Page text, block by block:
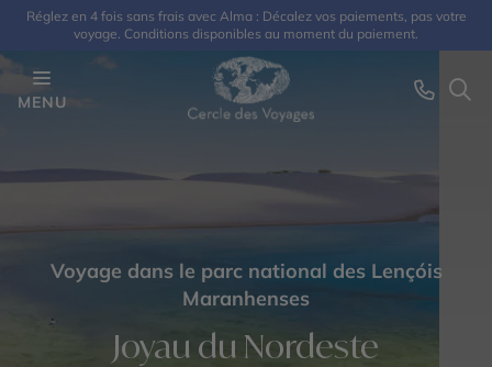
Réglez en 4 fois sans frais avec Alma : Décalez vos paiements, pas votre
voyage. Conditions disponibles au moment du paiement.
MENU
Voyage dans le parc national des Lençóis
Maranhenses
Joyau du Nordeste